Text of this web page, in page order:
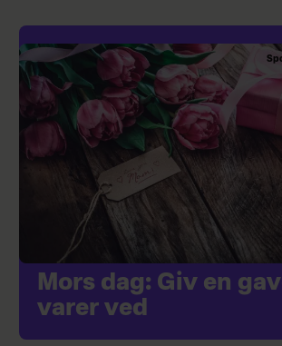
Mors dag: Giv en
varer ved